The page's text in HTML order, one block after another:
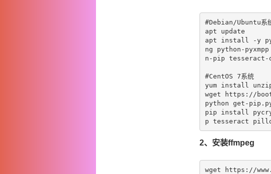
#Debian/Ubuntu系
apt update
apt install -y
ng python-
n-pip tesseract-
#CentOS 7系统
yum install
wget https://
python get-
pip install
2、安装ffmpeg
wget https: //